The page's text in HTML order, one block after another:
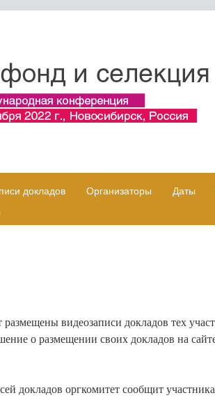
докладов Организаторы Даты
видеозаписи докладов тех
о размещении своих докладов на
докладов оргкомитет сообщит